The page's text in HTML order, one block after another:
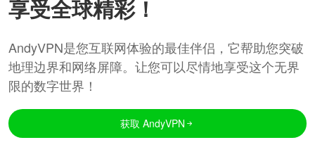
享受全球精彩！
AndyVPN是您互联网体验的最佳伴侣，它帮助您突破
地理边界和网络屏障。让您可以尽情地享受这个无界
限的数字世界！
获取 AndyVPN